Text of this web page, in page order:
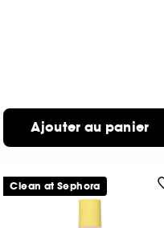
Ajouter au panier
Clean at Sephora